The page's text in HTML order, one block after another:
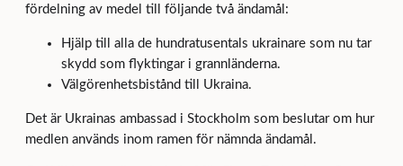
fördelning av medel till följande två ändamål:
Hjälp till alla de hundratusentals ukrainare som nu tar
skydd som flyktingar i grannländerna.
Välgörenhetsbistånd till Ukraina.
Det är Ukrainas ambassad i Stockholm som beslutar om hur
medlen används inom ramen för nämnda ändamål.